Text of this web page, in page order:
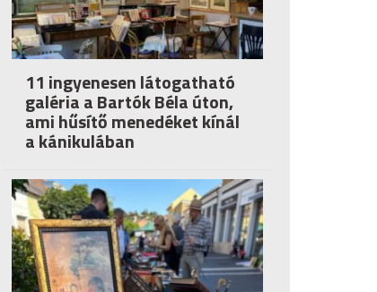
11 ingyenesen látogatható
galéria a Bartók Béla úton,
ami hűsítő menedéket kínál
a kánikulában